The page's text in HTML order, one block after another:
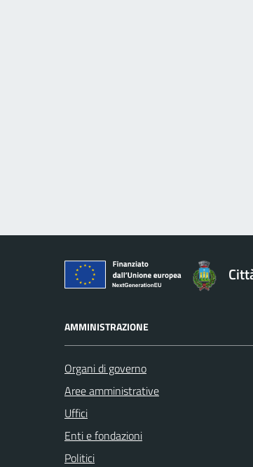
AMMINISTRAZIONE
Organi di governo
Aree amministrative
Uffici
Enti e fondazioni
Politici